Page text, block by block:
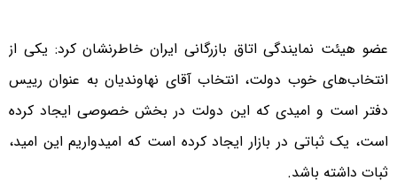
عضو هیئت نمایندگی اتاق بازرگانی ایران خاطرنشان کرد: یکی از
انتخاب‌های خوب دولت، انتخاب آقای نهاوندیان به عنوان رییس
دفتر است و امیدی که این دولت در بخش خصوصی ایجاد کرده
است، یک ثباتی در بازار ایجاد کرده است که امیدواریم این امید،
ثبات داشته باشد.